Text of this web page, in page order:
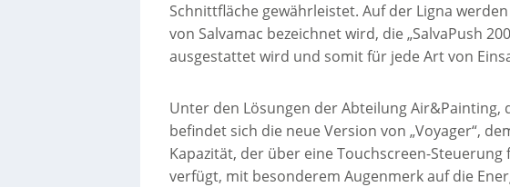
Schnittfläche gewährleistet. Auf der Ligna
von Salvamac bezeichnet wird, die „SalvaPush
ausgestattet wird und somit für jede Art von
Unter den Lösungen der Abteilung Air&Painting,
befindet sich die neue Version von „Voyager“,
Kapazität, der über eine Touchscreen-
verfügt, mit besonderem Augenmerk auf die